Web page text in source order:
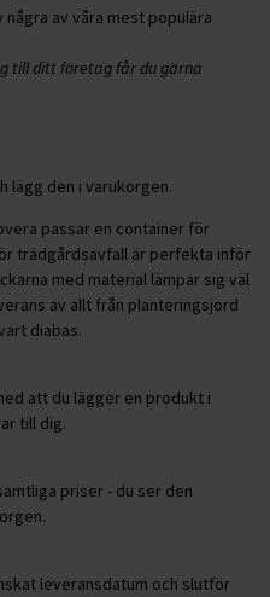
av våra mest populära
till ditt företag får du gärna
lägg den i varukorgen.
passar en container för
trädgårdsavfall är perfekta inför
med material lämpar sig väl
av allt från planteringsjord
diabas.
att du lägger en produkt i
till dig.
priser - du ser den
leveransdatum och slutför